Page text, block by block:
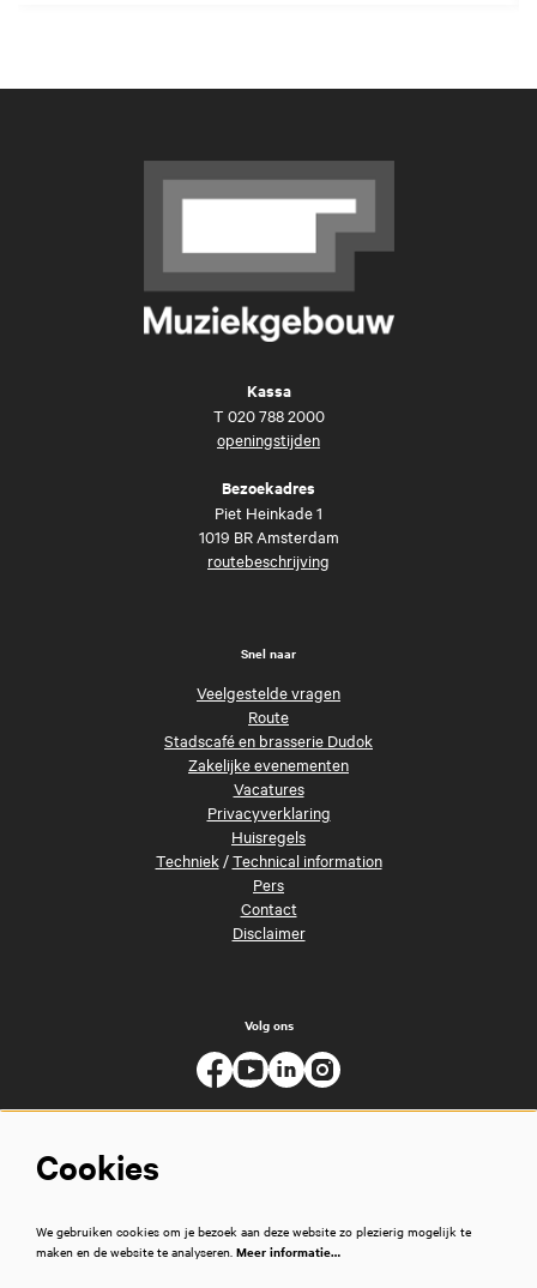
Kassa
T 020 788 2000
openingstijden
Bezoekadres
Piet Heinkade 1
1019 BR Amsterdam
routebeschrijving
Snel naar
Veelgestelde vragen
Route
Stadscafé en brasserie Dudok
Zakelijke evenementen
Vacatures
Privacyverklaring
Huisregels
Techniek/Technical information
Pers
Contact
Disclaimer
Volg ons
Cookies
We gebruiken cookies om je bezoek aan deze website zo plezierig mogelijk te
maken en de website te analyseren. Meer informatie…